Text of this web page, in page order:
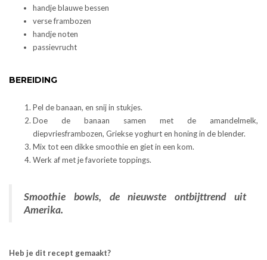
handje blauwe bessen
verse frambozen
handje noten
passievrucht
BEREIDING
Pel de banaan, en snij in stukjes.
Doe de banaan samen met de amandelmelk,
diepvriesframbozen, Griekse yoghurt en honing in de blender.
Mix tot een dikke smoothie en giet in een kom.
Werk af met je favoriete toppings.
Smoothie bowls, de nieuwste ontbijttrend uit
Amerika.
Heb je dit recept gemaakt?